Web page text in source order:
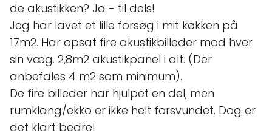
de akustikken? Ja - til dels!
Jeg har lavet et lille forsøg i mit køkken på
17m2. Har opsat fire akustikbilleder mod hver
sin væg. 2,8m2 akustikpanel i alt. (Der
anbefales 4 m2 som minimum).
De fire billeder har hjulpet en del, men
rumklang/ekko er ikke helt forsvundet. Dog er
det klart bedre!